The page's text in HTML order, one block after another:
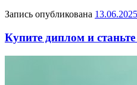
Запись опубликована 13.06.2025
Купите диплом и